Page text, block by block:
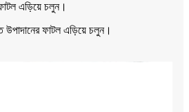
এড়িয়ে চলুন।
ফাটল এড়িয়ে চলুন।